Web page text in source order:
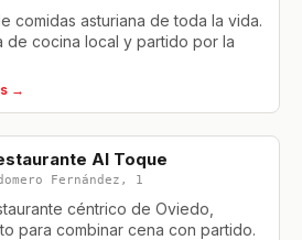
comidas asturiana de toda la vida.
de cocina local y partido por la
→
Al Toque
Fernández, 1
céntrico de Oviedo,
para combinar cena con partido.